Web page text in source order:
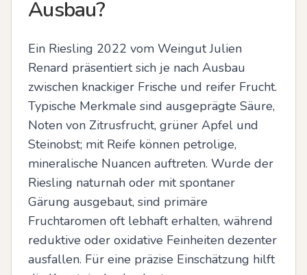
Ausbau?
Ein Riesling 2022 vom Weingut Julien
Renard präsentiert sich je nach Ausbau
zwischen knackiger Frische und reifer Frucht.
Typische Merkmale sind ausgeprägte Säure,
Noten von Zitrusfrucht, grüner Apfel und
Steinobst; mit Reife können petrolige,
mineralische Nuancen auftreten. Wurde der
Riesling naturnah oder mit spontaner
Gärung ausgebaut, sind primäre
Fruchtaromen oft lebhaft erhalten, während
reduktive oder oxidative Feinheiten dezenter
ausfallen. Für eine präzise Einschätzung hilft